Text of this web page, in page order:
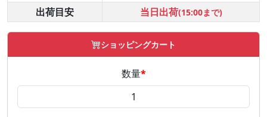
出荷目安
当日出荷(15:00まで)
ショッピングカート
数量*